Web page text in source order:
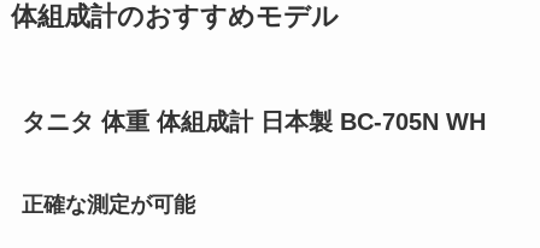
体組成計のおすすめモデル
タニタ 体重 体組成計 日本製 BC-705N WH
正確な測定が可能